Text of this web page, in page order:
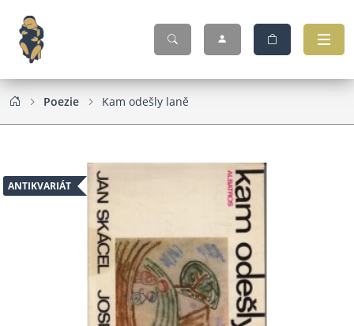
Poezie Kam odešly laně
ANTIKVARIÁT